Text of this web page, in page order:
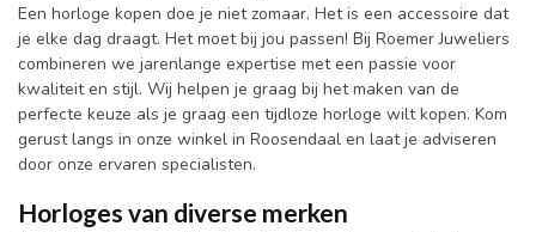
Een horloge kopen doe je niet zomaar. Het is een accessoire dat
je elke dag draagt. Het moet bij jou passen! Bij Roemer Juweliers
combineren we jarenlange expertise met een passie voor
kwaliteit en stijl. Wij helpen je graag bij het maken van de
perfecte keuze als je graag een tijdloze horloge wilt kopen. Kom
gerust langs in onze winkel in Roosendaal en laat je adviseren
door onze ervaren specialisten.
Horloges van diverse merken